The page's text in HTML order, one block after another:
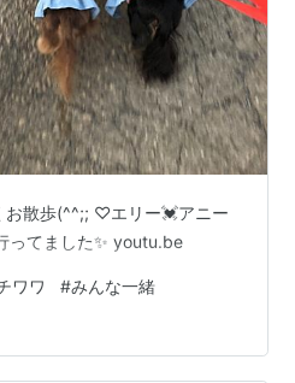
散歩(^^;; ♡エリー💓アニー
ってました✨ youtu.be
ワワ #みんな一緒